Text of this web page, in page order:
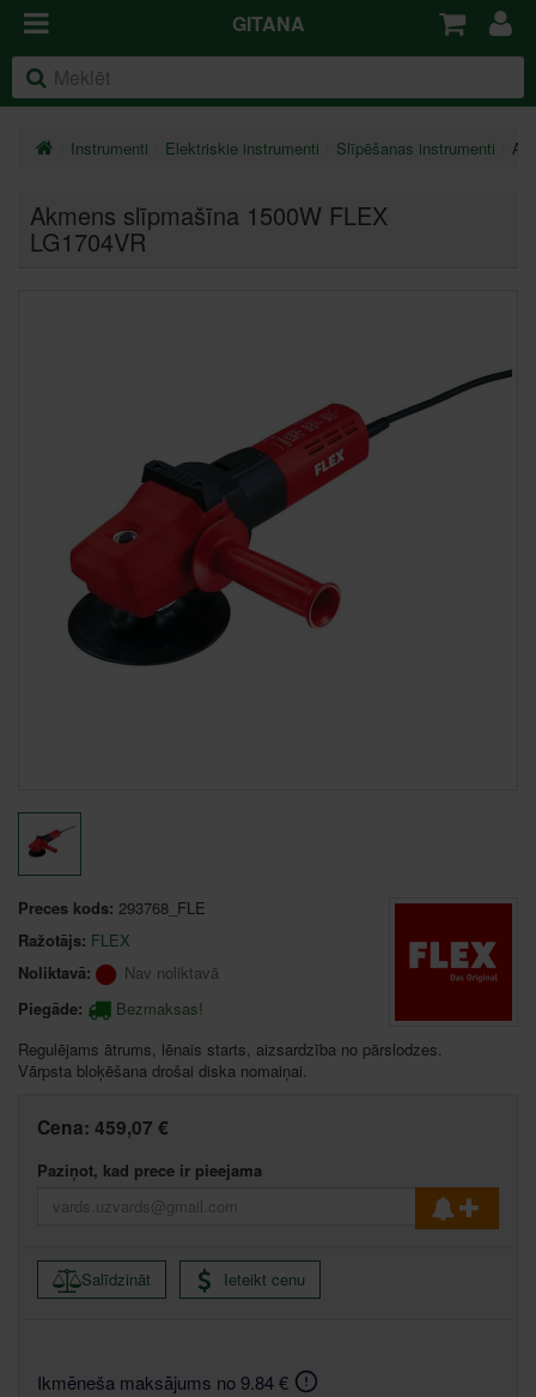
GITANA
Instrumenti Elektriskie instrumenti Slīpēšanas instrumenti
Akmens slīpmašīna 1500W FLEX
LG1704VR
Preces kods: 293768_FLE
Ražotājs: FLEX
Noliktavā:
Nav noliktavā
Piegāde:
Bezmaksas!
Regulējams ātrums, lēnais starts, aizsardzība no pārslodzes.
Vārpsta bloķēšana drošai diska nomaiņai.
Cena: 459,07 €
Paziņot, kad prece ir pieejama
Salīdzināt Ieteikt cenu
Ikmēneša maksājums no 9.84 €